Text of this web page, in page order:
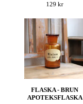
129 kr
FLASKA - BRUN
APOTEKSFLASKA